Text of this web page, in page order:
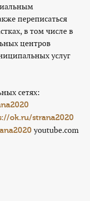
переписаться
в том числе в
центров
услуг
сетях:
ok.ru/strana2020
youtube.com